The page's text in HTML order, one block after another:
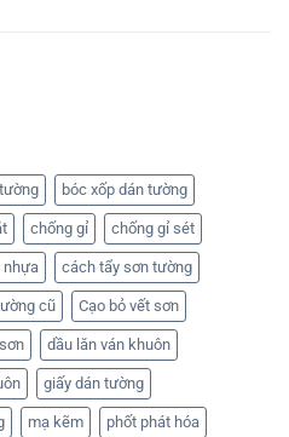
bóc xốp dán tường
chống gỉ chống gỉ sét
nhựa cách tẩy sơn tường
cũ Cạo bỏ vết sơn
dầu lăn ván khuôn
giấy dán tường
mạ kẽm phốt phát hóa